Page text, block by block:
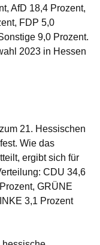
AfD 18,4 Prozent,
FDP 5,0
9,0 Prozent.
2023 in Hessen
21. Hessischen
Wie das
ergibt sich für
CDU 34,6
GRÜNE
3,1 Prozent